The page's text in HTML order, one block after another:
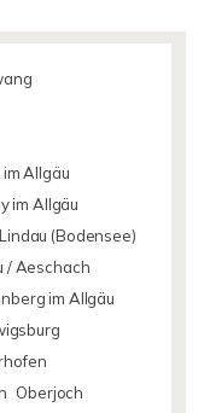
Allgäu
im Allgäu
Lindau (Bodensee)
/ Aeschach
im Allgäu
Oberjoch